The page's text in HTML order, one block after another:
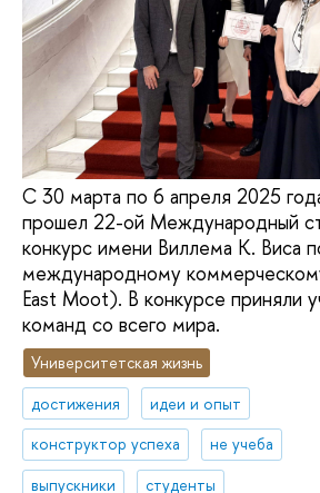
С 30 марта по 6 апреля 2025
прошел 22-ой Международный
конкурс имени Виллема К. Виса
международному
East Moot). В конкурсе приняли
команд со всего мира.
Университетская жизнь
достижения
идеи и опыт
конструктор успеха
не учеба
выпускники
студенты